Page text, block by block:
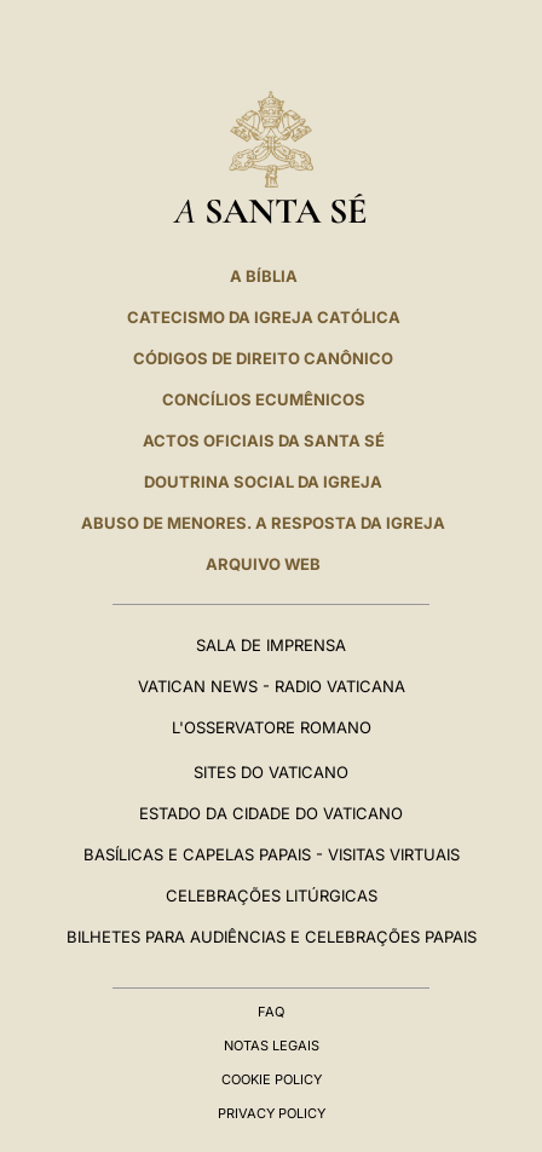
A SANTA SÉ
A BÍBLIA
CATECISMO DA IGREJA CATÓLICA
CÓDIGOS DE DIREITO CANÔNICO
CONCÍLIOS ECUMÊNICOS
ACTOS OFICIAIS DA SANTA SÉ
DOUTRINA SOCIAL DA IGREJA
ABUSO DE MENORES. A RESPOSTA DA IGREJA
ARQUIVO WEB
SALA DE IMPRENSA
VATICAN NEWS - RADIO VATICANA
L'OSSERVATORE ROMANO
SITES DO VATICANO
ESTADO DA CIDADE DO VATICANO
BASÍLICAS E CAPELAS PAPAIS - VISITAS VIRTUAIS
CELEBRAÇÕES LITÚRGICAS
BILHETES PARA AUDIÊNCIAS E CELEBRAÇÕES PAPAIS
FAQ
NOTAS LEGAIS
COOKIE POLICY
PRIVACY POLICY